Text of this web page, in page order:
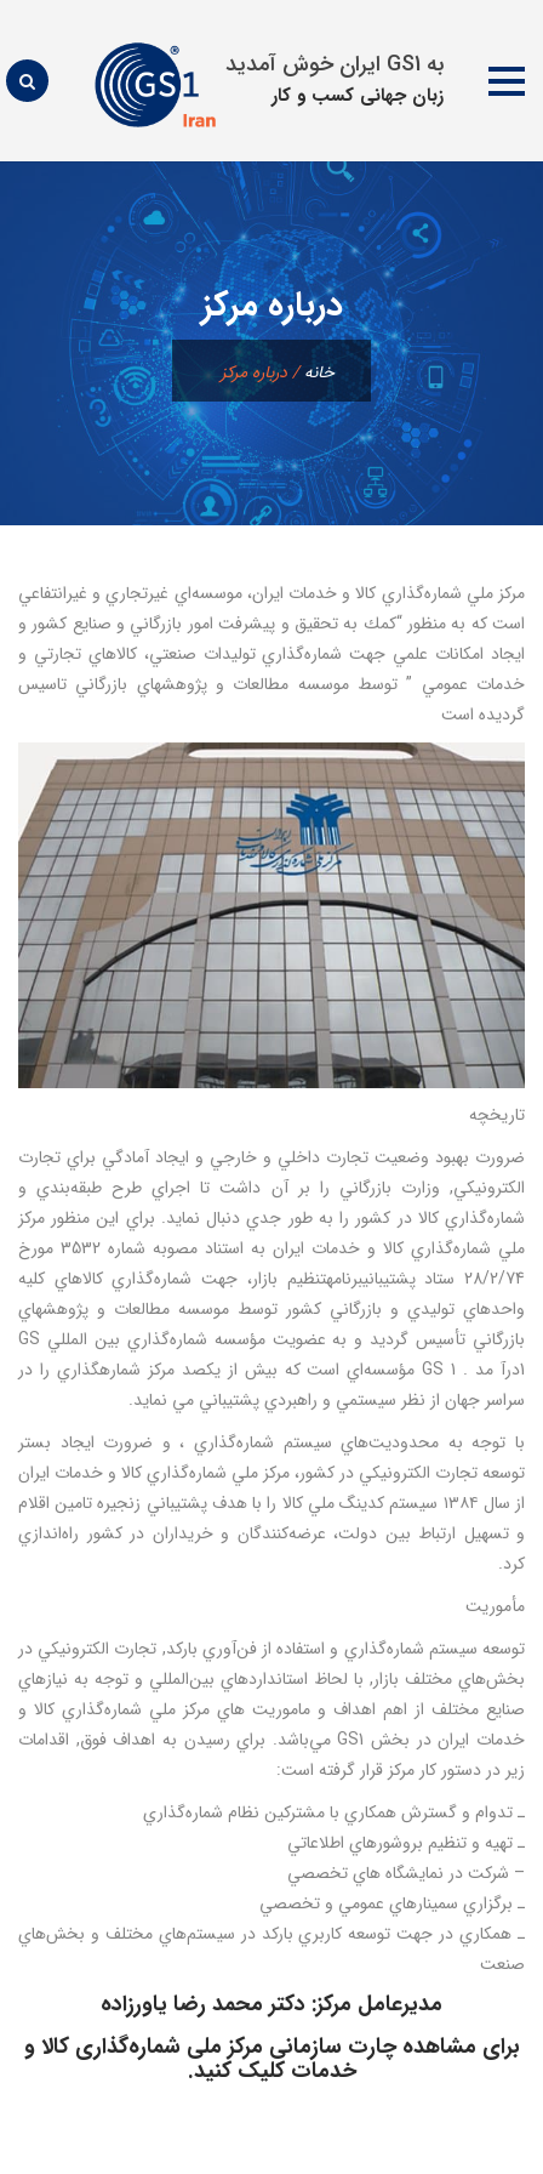
به GS1 ایران خوش آمدید
زبان جهانی كسب و كار
محتوا
درباره مركز
خانه/درباره مركز
مركز ملي شماره‌گذاري كالا و خدمات ايران، موسسه‌اي غيرتجاري و غيرانتفاعي
است كه به منظور “كمك به تحقيق و پيشرفت امور بازرگاني و صنايع كشور و
ايجاد امكانات علمي جهت شماره‌گذاري توليدات صنعتي، كالاهاي تجارتي و
خدمات عمومي ” توسط موسسه مطالعات و پژوهشهاي بازرگاني تاسيس
گرديده است
تاريخچه
ضرورت بهبود وضعيت تجارت داخلي و خارجي و ايجاد آمادگي براي تجارت
الكترونيكي, وزارت بازرگاني را بر آن داشت تا اجراي طرح طبقه‌بندي و
شماره‌گذاري كالا در كشور را به طور جدي دنبال نمايد. براي اين منظور مركز
ملي شماره‌گذاري كالا و خدمات ايران به استناد مصوبه شماره 3532 مورخ
28/2/74 ستاد پشتيبانيبرنامهتنظيم بازار، جهت شماره‌گذاري كالاهاي كليه
واحدهاي توليدي و بازرگاني كشور توسط موسسه مطالعات و پژوهشهاي
بازرگاني تأسيس گرديد و به عضويت مؤسسه شماره‌گذاري بين المللي GS
1درآ مد . GS 1 مؤسسه‌اي است كه بيش از يكصد مركز شمارهگذاري را در
سراسر جهان از نظر سيستمي و راهبردي پشتيباني مي نمايد.
با توجه به محدوديت‌هاي سيستم شماره‌گذاري ، و ضرورت ايجاد بستر
توسعه تجارت الكترونيكي در كشور، مركز ملي شماره‌گذاري كالا و خدمات ايران
از سال ۱۳۸۴ سيستم كدينگ ملي كالا را با هدف پشتيباني زنجيره تامين اقلام
و تسهيل ارتباط بين دولت، عرضه‌كنندگان و خريداران در كشور راه‌اندازي
كرد.
مأموريت
توسعه سيستم شماره‌گذاري و استفاده از فن‌آوري باركد, تجارت الكترونيكي در
بخش‌هاي مختلف بازار, با لحاظ استانداردهاي بين‌المللي و توجه به نيازهاي
صنايع مختلف از اهم اهداف و ماموريت هاي مركز ملي شماره‌گذاري كالا و
خدمات ايران در بخش GS1 مي‌باشد. براي رسيدن به اهداف فوق, اقدامات
زير در دستور كار مركز قرار گرفته است:
ـ تدوام و گسترش همكاري با مشتركين نظام شماره‌گذاري
ـ تهيه و تنظيم بروشورهاي اطلاعاتي
– شرکت در نمايشگاه هاي تخصصي
ـ برگزاري سمينارهاي عمومي و تخصصي
ـ همكاري در جهت توسعه كاربري باركد در سيستم‌هاي مختلف و بخش‌هاي
صنعت
مدیرعامل مرکز: دکتر محمد رضا یاورزاده
برای مشاهده چارت سازمانی مرکز ملی شماره‌گذاری کالا و
خدماتکلیک کنید.